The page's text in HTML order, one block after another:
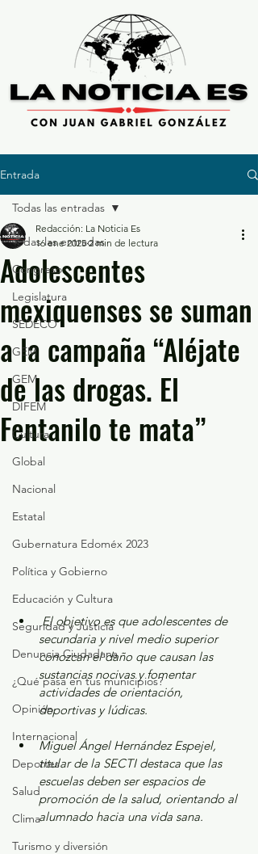
Entrada
Todas las entradas
Congreso
Legislatura
SEDECO
GEM
GEM
DIFEM
Cultura
Global
Nacional
Estatal
Gubernatura Edoméx 2023
Política y Gobierno
Educación y Cultura
Seguridad y Justicia
Denuncia Ciudadana
¿Qué pasa en tus municipios?
Opinión
Internacional
Deportes
Salud
Clima
Turismo y diversión
Todas las entradas
Adolescentes
mexiquenses se suman
a la campaña “Aléjate
de las drogas. El
Fentanilo te mata”
Redacción: La Noticia Es
16 ene 2025 2 min de lectura
secundaria y nivel medio superior
conozcan el daño que causan las
sustancias nocivas y fomentar
actividades de orientación,
deportivas y lúdicas.
Miguel Ángel Hernández Espejel,
titular de la SECTI destaca que las
escuelas deben ser espacios de
promoción de la salud, orientando al
alumnado hacia una vida sana.